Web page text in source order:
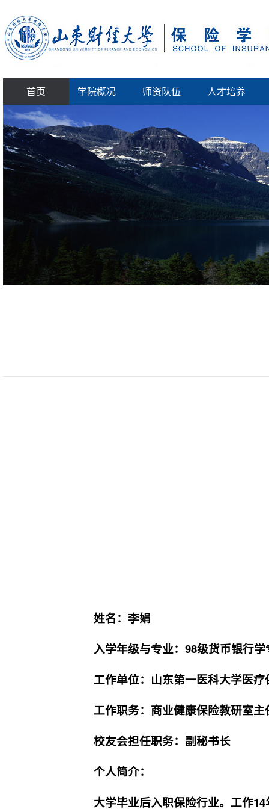
首页 学院概况 师资队伍 人才培养
姓名：李娟
入学年级与专业：98级货币银行
工作单位： 山东第一医科大学医
工作职务： 商业健康保险教研室
校友会担任职务： 副秘书长
个人简介：
大学毕业后入职保险行业。工作